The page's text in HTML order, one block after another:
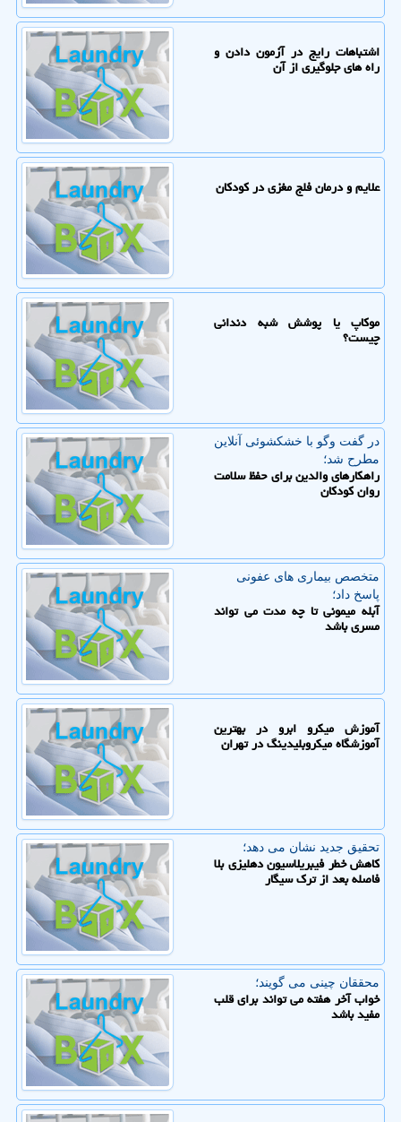
اشتباهات رایج در آزمون دادن و
راه های جلوگیری از آن
علایم و درمان فلج مغزی در کودکان
موکاپ یا پوشش شبه دندانی
چیست؟
در گفت وگو با خشكشوئی آنلاین
مطرح شد؛
راهکارهای والدین برای حفظ سلامت
روان کودکان
متخصص بیماری های عفونی
پاسخ داد؛
آبله میمونی تا چه مدت می تواند
مسری باشد
آموزش میکرو ابرو در بهترین
آموزشگاه میکروبلیدینگ در تهران
تحقیق جدید نشان می دهد؛
کاهش خطر فیبریلاسیون دهلیزی بلا
فاصله بعد از ترک سیگار
محققان چینی می گویند؛
خواب آخر هفته می تواند برای قلب
مفید باشد